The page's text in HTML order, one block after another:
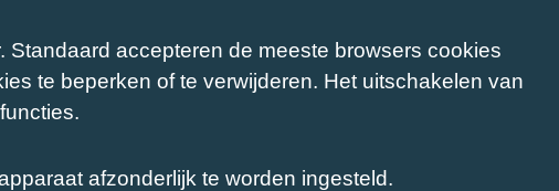
accepteren de meeste browsers cookies
te beperken of te verwijderen. Het uitschakelen van
afzonderlijk te worden ingesteld.